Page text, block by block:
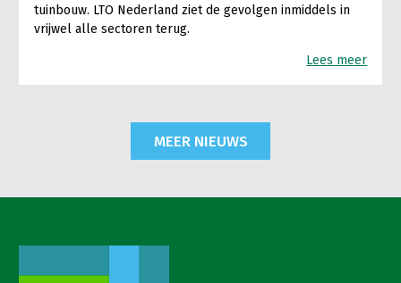
tuinbouw. LTO Nederland ziet de gevolgen inmiddels in
vrijwel alle sectoren terug.
Lees meer
MEER NIEUWS